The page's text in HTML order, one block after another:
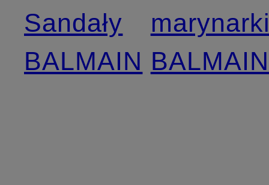
Sandały
BALMAIN BALMAIN